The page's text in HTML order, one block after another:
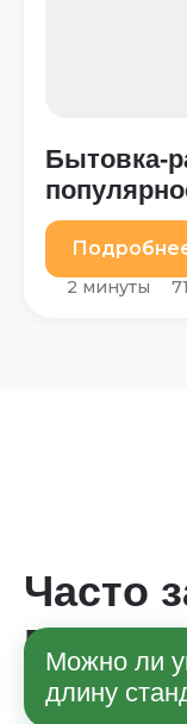
Бытовка-
2 минуты
Часто
Можно ли
длину